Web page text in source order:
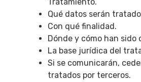
Qué datos serán
Con qué finalidad.
Dónde y cómo han sido
La base jurídica del
Si se comunicarán,
tratados por terceros.